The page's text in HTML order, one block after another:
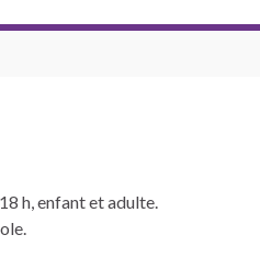
h, enfant et adulte.